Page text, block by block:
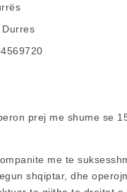
Durres
prej me shume se
me te
shqiptar, dhe